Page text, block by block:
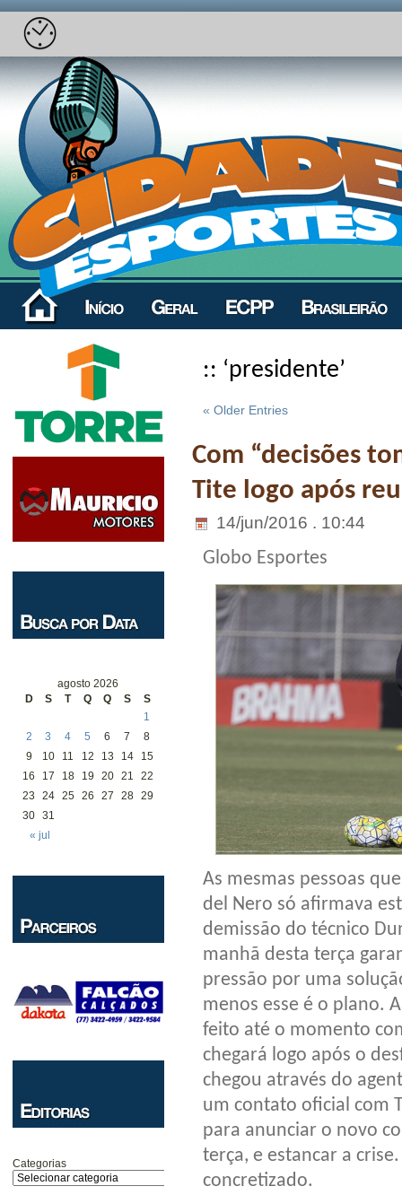
agosto 2026
D
S T Q Q S S
« jul
1
2
3 4 5 6 7
8
9
10 11 12 13 14
15
16
17 18 19 20 21
22
23
24 25 26 27 28 29
30 31
Categorias
:: ‘presidente’
« Older Entries
Com “decisões
Tite logo após
14/jun/2016 . 10:44
Globo Esportes
As mesmas pessoas
del Nero só afirmava
demissão do técnico
manhã desta terça
pressão por uma
menos esse é o plano.
feito até o momento
chegará logo após o
chegou através do
um contato oficial com
para anunciar o novo
terça, e estancar a
concretizado.